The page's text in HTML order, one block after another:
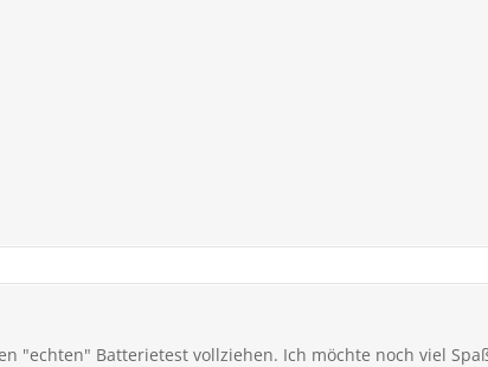
"echten" Batterietest vollziehen. Ich möchte noch viel